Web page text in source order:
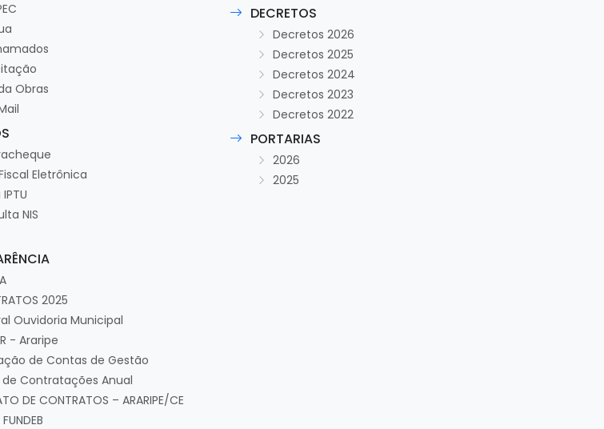
Obras
Eletrônica
NIS
2025
Ouvidoria Municipal
- Araripe
de Contas de Gestão
de Contratações Anual
DE CONTRATOS – ARARIPE/CE
DECRETOS
Decretos 2026
Decretos 2025
Decretos 2024
Decretos 2023
Decretos 2022
PORTARIAS
2026
2025